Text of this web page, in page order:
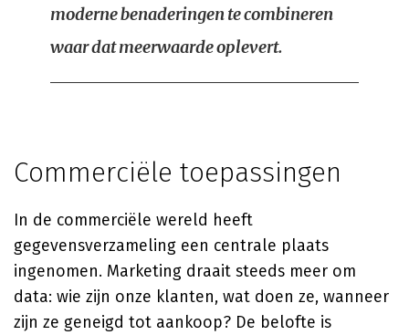
moderne benaderingen te combineren
waar dat meerwaarde oplevert.
Commerciële toepassingen
In de commerciële wereld heeft
gegevensverzameling een centrale plaats
ingenomen. Marketing draait steeds meer om
data: wie zijn onze klanten, wat doen ze, wanneer
zijn ze geneigd tot aankoop? De belofte is